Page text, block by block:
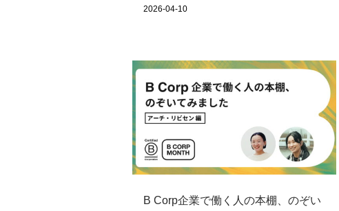
2026-04-10
B Corp企業で働く人の本棚、のぞい